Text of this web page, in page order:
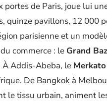
portes de Paris, joue lui
quinze pavillons, 12 000
parisienne et un
commerce : le Grand
À Addis-Abeba, le Merkato
De Bangkok à
le tissu urbain, animent